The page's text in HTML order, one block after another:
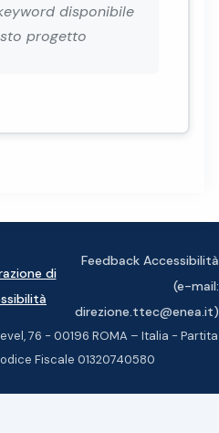
disponibile
progetto
di
Feedback Accessibilità
(e-mail:
direzione.ttec@enea.it)
76 - 00196 ROMA – Italia - Partita
Fiscale 01320740580